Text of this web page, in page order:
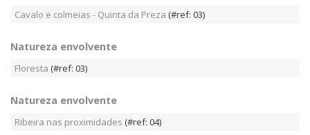
Cavalo e colmeias - Quinta da Preza (#ref: 03)
Natureza envolvente
Floresta (#ref: 03)
Natureza envolvente
Ribeira nas proximidades (#ref: 04)